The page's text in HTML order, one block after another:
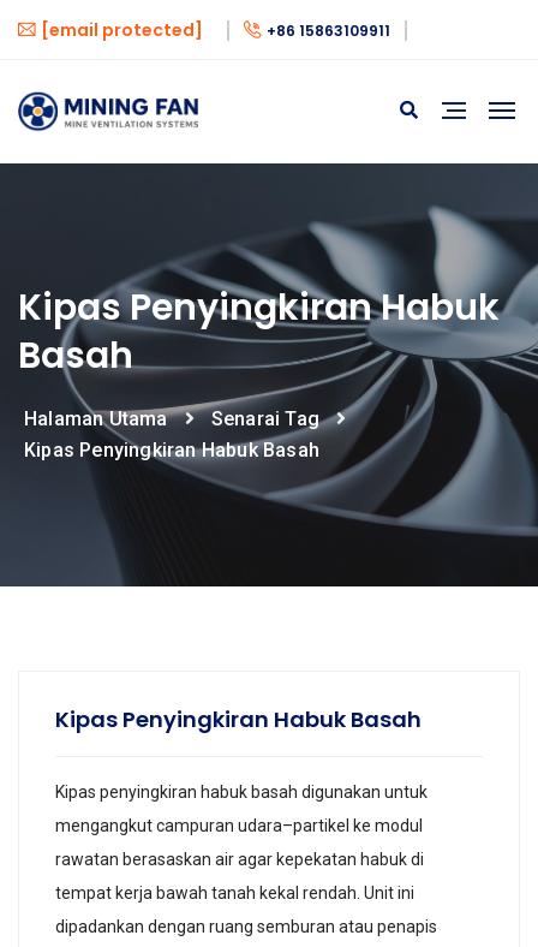
[email protected] +86 15863109911
Kipas Penyingkiran Habuk
Basah
Halaman Utama
Senarai Tag
Kipas Penyingkiran Habuk Basah
Kipas Penyingkiran Habuk Basah
Kipas penyingkiran habuk basah digunakan untuk
mengangkut campuran udara–partikel ke modul
rawatan berasaskan air agar kepekatan habuk di
tempat kerja bawah tanah kekal rendah. Unit ini
dipadankan dengan ruang semburan atau penapis